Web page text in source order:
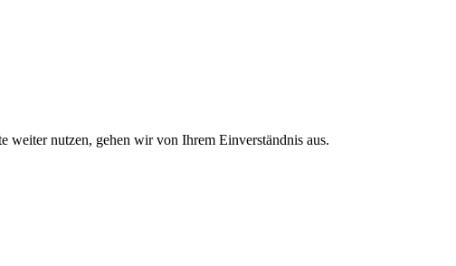
weiter nutzen, gehen wir von Ihrem Einverständnis aus.